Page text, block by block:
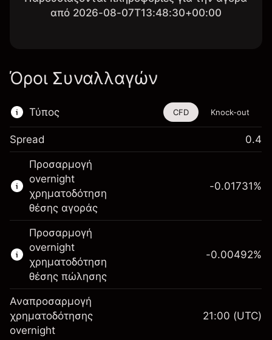
από 2026-08-07T13:48:30+00:00
Όροι Συναλλαγών
Τύπος
Αυτό το χρηματοοικονομικό εργαλείο είναι
διαθέσιμο για διαπραγμάτευση μέσω CFDs
και Knock-outs.
Μάθετε περισσότερα σχετικά με:
CFDs
Knock-outs
CFD Knock-out
Spread 0.4
Προσαρμογή
overnight
χρηματοδότηση
θέσης αγοράς
Περιθώριο. Η επένδυσή
σας
€1,000.00
-0.01731%
Προσαρμογή
overnight
χρηματοδότηση
θέσης πώλησης
-0.00492%
Αναπροσαρμογή
χρηματοδότησης
overnight
21:00 (UTC)